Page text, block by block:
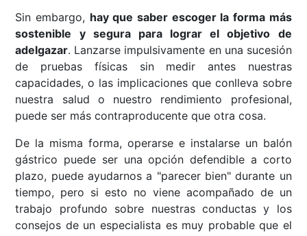
Sin embargo, hay que saber escoger la forma más
sostenible y segura para lograr el objetivo de
adelgazar. Lanzarse impulsivamente en una sucesión
de pruebas físicas sin medir antes nuestras
capacidades, o las implicaciones que conlleva sobre
nuestra salud o nuestro rendimiento profesional,
puede ser más contraproducente que otra cosa.
De la misma forma, operarse e instalarse un balón
gástrico puede ser una opción defendible a corto
plazo, puede ayudarnos a "parecer bien" durante un
tiempo, pero si esto no viene acompañado de un
trabajo profundo sobre nuestras conductas y los
consejos de un especialista es muy probable que el